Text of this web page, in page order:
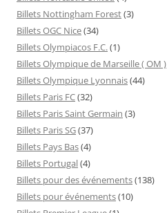
Billets Nottingham Forest(3)
Billets OGC Nice(34)
Billets Olympiacos F.C.(1)
Billets Olympique de Marseille ( OM )
Billets Olympique Lyonnais(44)
Billets Paris FC(32)
Billets Paris Saint Germain (3)
Billets Paris SG(37)
Billets Pays Bas(4)
Billets Portugal(4)
Billets pour des événements(138)
Billets pour événements(10)